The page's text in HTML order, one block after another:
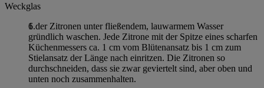
Weckglas
6 der Zitronen unter fließendem, lauwarmem Wasser
gründlich waschen. Jede Zitrone mit der Spitze eines scharfen
Küchenmessers ca. 1 cm vom Blütenansatz bis 1 cm zum
Stielansatz der Länge nach einritzen. Die Zitronen so
durchschneiden, dass sie zwar geviertelt sind, aber oben und
unten noch zusammenhalten.